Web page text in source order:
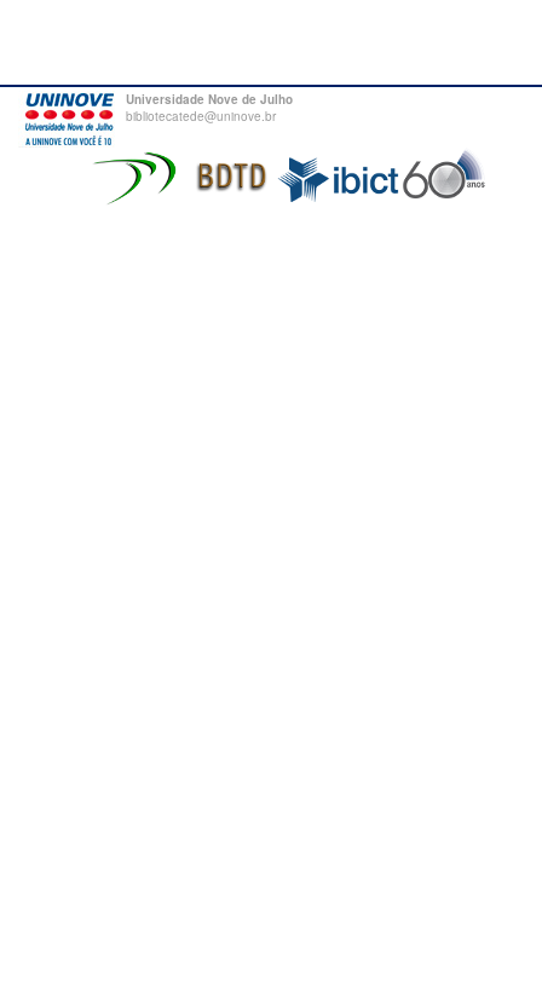
Universidade Nove de Julho
bibliotecatede@uninove.br